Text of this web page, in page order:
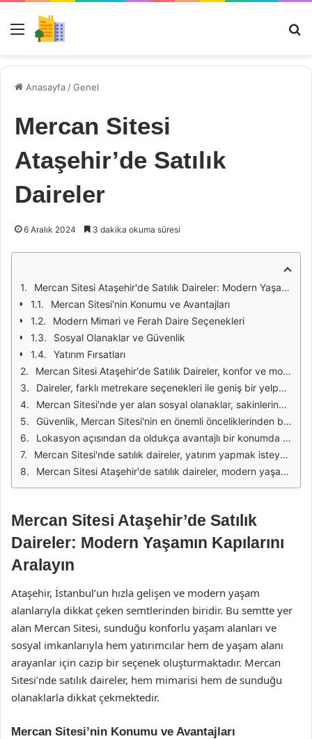
Menü
Anasayfa /Genel
Mercan Sitesi
Ataşehir’de Satılık
Daireler
6 Aralık 2024 3 dakika okuma süresi
Mercan Sitesi Ataşehir'de Satılık Daireler: Modern Yaşamın Kapılarını Aralayın
Mercan Sitesi'nin Konumu ve Avantajları
Modern Mimari ve Ferah Daire Seçenekleri
Sosyal Olanaklar ve Güvenlik
Yatırım Fırsatları
Mercan Sitesi Ataşehir'de Satılık Daireler, konfor ve modern yaşamı bir arada sunan bir projedir. Proje, Ataşehir'in merkezi bir noktasında yer almasıyla birlikte, hem şehrin dinamiklerine yakınlığı hem de sakin bir yaşam alanı sunmasıyla dikkat çekmektedir. Mercan Sitesi, kaliteli malzemelerle inşa edilmiş daireleri ve geniş sosyal olanakları ile hem yatırımcılar hem de aileler için cazip bir seçenek oluşturmaktadır.
Daireler, farklı metrekare seçenekleri ile geniş bir yelpaze sunmaktadır. Yüksek tavanlı ve ferah iç mekanlar, doğal ışıkla dolu alanlar oluşturmakta ve her dairenin kendine özgü bir atmosferi olmasını sağlamaktadır. Modern mimarisi ile dikkat çeken Mercan Sitesi, estetik açıdan da göz dolduruyor. Her bir daire, kullanıcının konforunu ön planda tutarak tasarlanmıştır.
Mercan Sitesi'nde yer alan sosyal olanaklar, sakinlerine farklı aktiviteler sunarak yaşam kalitesini artırmaktadır. Kapalı yüzme havuzu, spor salonu, çocuk oyun alanları ve dinlenme alanları gibi imkanlar, ailelerin ve bireylerin keyifli vakit geçirmesine olanak tanımaktadır. Bu sosyal alanlar, komşuluk ilişkilerini güçlendirmek ve sakinlere sosyal bir yaşam sunmak amacıyla tasarlanmıştır.
Güvenlik, Mercan Sitesi'nin en önemli önceliklerinden biridir. 24 saat güvenlik hizmeti ve kapalı devre kamera sistemi ile site sakinlerinin güvenliği sağlanmakta ve huzurlu bir yaşam alanı oluşturulmaktadır. Ayrıca, site içerisinde yer alan otopark alanları, araç sahipleri için büyük bir avantaj sunmaktadır. Bu daireler, hem konforlu hem de güvenli bir yaşam alanı arayanlar için ideal bir tercihtir.
Lokasyon açısından da oldukça avantajlı bir konumda bulunan Mercan Sitesi, ulaşım kolaylığı ile dikkat çekmektedir. Metro ve otobüs duraklarına yakınlığı, sakinlerine şehir içindeki tüm noktalara kolay erişim imkanı sağlamaktadır. Ayrıca, çevresinde yer alan alışveriş merkezleri, restoranlar ve okullar gibi sosyal olanaklar, günlük yaşamı kolaylaştırmaktadır.
Mercan Sitesi'nde satılık daireler, yatırım yapmak isteyenler için de cazip bir fırsat sunmaktadır. Ataşehir'de konumlanan bu proje, gelişen bölgesi ve artan değer potansiyeli ile dikkat çekmektedir. Yatırımcılar, Mercan Sitesi’ndeki daireleri alarak hem yüksek kira getirisi elde etme hem de uzun vadeli değer artışından faydalanma fırsatına sahip olmaktadır.
Mercan Sitesi Ataşehir'de satılık daireler, modern yaşamın tüm gereksinimlerini karşılayan bir proje sunmaktadır. Konfor, güvenlik, sosyal olanaklar ve merkezi lokasyonu ile bu daireler, hem bireysel yaşam için hem de yatırım amaçlı tercih edilebilecek önemli bir seçenektir.
Mercan Sitesi Ataşehir’de Satılık
Daireler: Modern Yaşamın Kapılarını
Aralayın
Ataşehir, İstanbul’un hızla gelişen ve modern yaşam
alanlarıyla dikkat çeken semtlerinden biridir. Bu semtte yer
alan Mercan Sitesi, sunduğu konforlu yaşam alanları ve
sosyal imkanlarıyla hem yatırımcılar hem de yaşam alanı
arayanlar için cazip bir seçenek oluşturmaktadır. Mercan
Sitesi’nde satılık daireler, hem mimarisi hem de sunduğu
olanaklarla dikkat çekmektedir.
Mercan Sitesi’nin Konumu ve Avantajları